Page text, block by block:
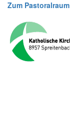
Weiter
Inhalt
Zum Pastoralraum